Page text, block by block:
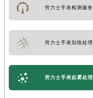
劳力士手表检测服务
劳力士手表划痕处理
劳力士手表起雾处理